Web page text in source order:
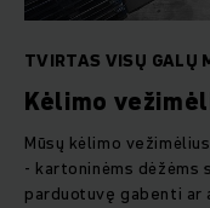
įgyvendinti
TVIRTAS VISŲ GALŲ
Kėlimo
Mūsų kėlimo
- kartoninėms dėžėms
parduotuvę gabenti ar